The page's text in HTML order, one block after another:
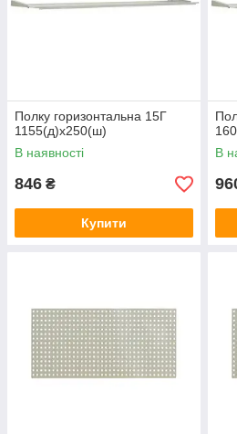
Полку горизонтальна 15Г
1155(д)х250(ш)
В наявності
846 ₴
Купити
В